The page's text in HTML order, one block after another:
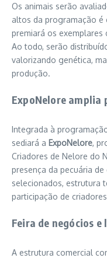
Os animais serão
altos da programação
premiará os
Ao todo, serão
valorizando genética,
produção.
ExpoNelore amplia
Integrada à
sediará a ExpoNelore,
Criadores de Nelore do
presença da pecuária
selecionados, estrutura
participação de
Feira de negócios
A estrutura comercial